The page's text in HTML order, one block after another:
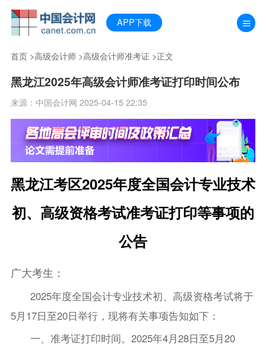
APP下载
首页>高级会计师>高级会计师准考证 >正文
黑龙江2025年高级会计师准考证打印时间公布
来源：中国会计网 2025-04-15 22:35
黑龙江考区2025年度全国会计专业技术
初、高级资格考试准考证打印等事项的
公告
广大考生：
2025年度全国会计专业技术初、高级资格考试将于
5月17日至20日举行，现将有关事项告知如下：
一、准考证打印时间。2025年4月28日至5月20